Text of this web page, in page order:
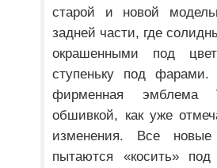
старой и новой
задней части, где
окрашенными под
ступеньку под
фирменная эмблема
обшивкой, как уже
изменения. Все новые
пытаются «косить»